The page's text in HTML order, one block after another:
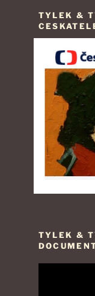
TYLEK &
TYLEK &